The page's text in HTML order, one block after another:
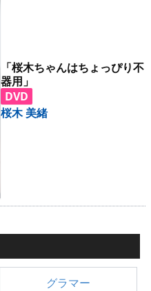
「桜木ちゃんはちょっぴり不
器用」
DVD
桜木 美緒
グラマー